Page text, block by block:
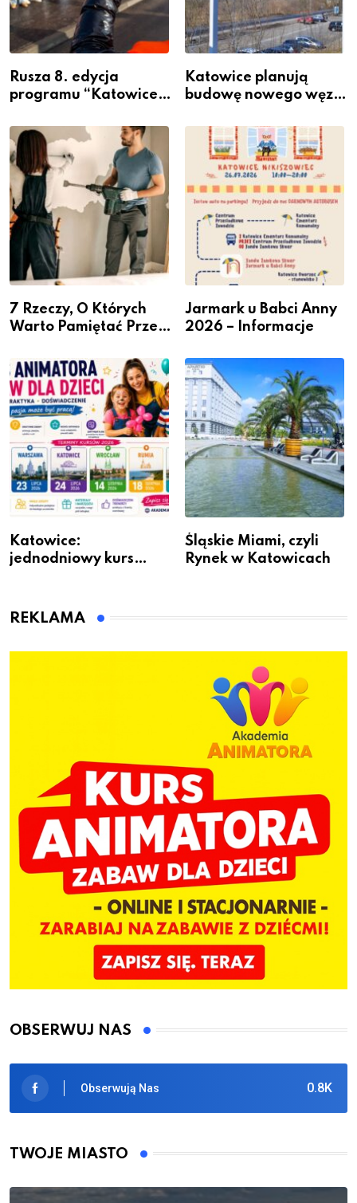
Rusza 8. edycja
programu “Katowice
– nabór dla
przedsiębiorców
Katowice planują
budowę nowego węzła
Podlesiu
7 Rzeczy, O Których
Warto Pamiętać Przed
Jarmark u Babci Anny
2026 – Informacje
Katowice:
jednodniowy kurs
dzieci
Śląskie Miami, czyli
Rynek w Katowicach
REKLAMA
OBSERWUJ NAS
0.8K
Obserwują Nas
TWOJE MIASTO